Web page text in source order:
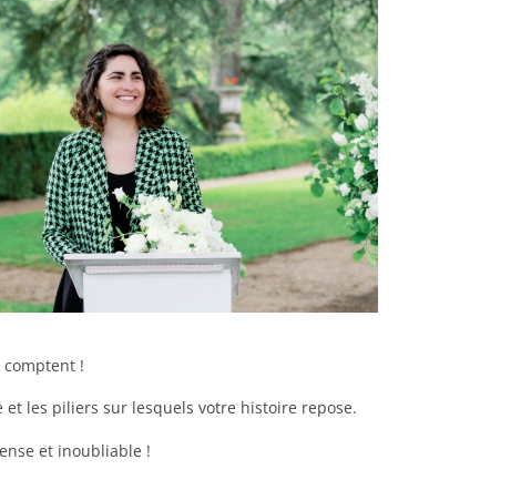
comptent !
les piliers sur lesquels votre histoire repose.
et inoubliable !